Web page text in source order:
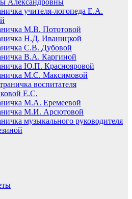
Александровны
учителя-логопеда Е.А.
М.В. Пототовой
Н.Д. Иваницкой
С.В. Дубовой
В.А. Каргиной
Ю.П. Краснояровой
М.С. Максимовой
воспитателя
Е.С.
М.А. Еремеевой
М.И. Арсютовой
музыкального руководителя